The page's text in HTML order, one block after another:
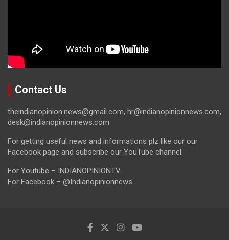
Contact Us
theindianopinion.news@gmail.com, hr@indianopinionnews.com,
desk@indianopinionnews.com
For getting useful news and informations plz like our our
Facebook page and subscribe our YouTube channel.
For Youtube – INDIANOPINIONTV
For Facebook – @Indianopinionnews